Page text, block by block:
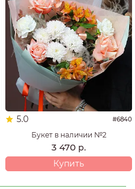
5.0 #6840
Букет в наличии №2
3 470 р.
Купить